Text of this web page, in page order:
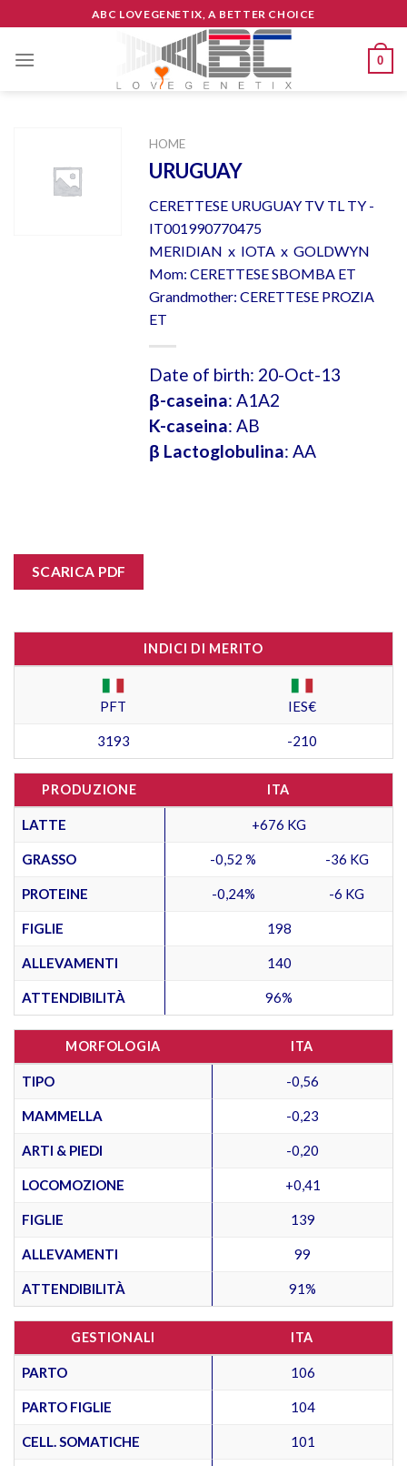
to
content
ABC LOVEGENETIX, A BETTER CHOICE
0
HOME
URUGUAY
CERETTESE URUGUAY TV TL TY -
IT001990770475
MERIDIAN x IOTA x GOLDWYN
Mom: CERETTESE SBOMBA ET
Grandmother: CERETTESE PROZIA
ET
Date of birth: 20-Oct-13
β-caseina: A1A2
K-caseina: AB
β Lactoglobulina: AA
SCARICA PDF
INDICI DI MERITO
PFT IES€
3193 -210
PRODUZIONE ITA
LATTE +676 KG
GRASSO -0,52 % -36 KG
PROTEINE -0,24% -6 KG
FIGLIE 198
ALLEVAMENTI 140
ATTENDIBILITÀ 96%
MORFOLOGIA ITA
TIPO -0,56
MAMMELLA -0,23
ARTI & PIEDI -0,20
LOCOMOZIONE +0,41
FIGLIE 139
ALLEVAMENTI 99
ATTENDIBILITÀ 91%
GESTIONALI ITA
PARTO 106
PARTO FIGLIE 104
CELL. SOMATICHE 101